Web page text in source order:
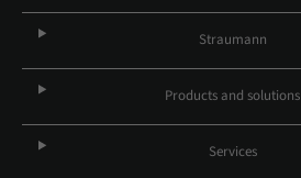
Straumann
Products and solutions
Services